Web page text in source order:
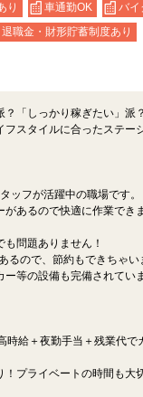
り 車通勤OK
バイ
退職金・財形貯蓄制度あり
「しっかり稼ぎたい」派？
フスタイルに合ったステー
ッフが活躍中の職場です。
があるので快適に作業できま
も問題ありません！
るので、節約もできちゃい
ー等の設備も完備されていま
時給＋夜勤手当＋残業代で
！プライベートの時間も大